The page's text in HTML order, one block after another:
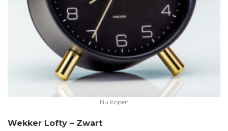
Nu Kopen
Wekker Lofty – Zwart